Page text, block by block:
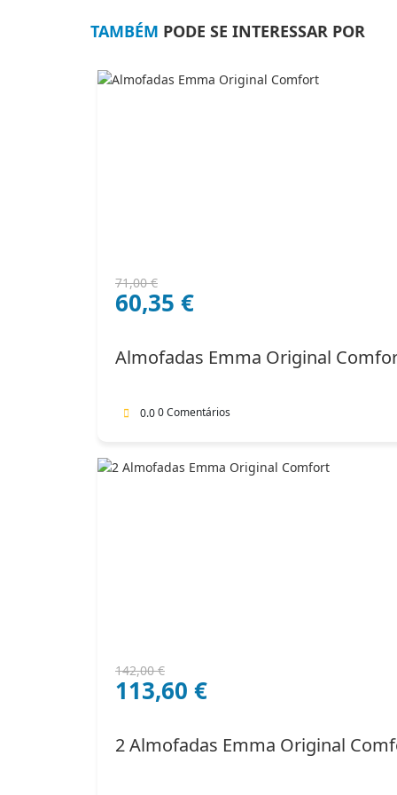
TAMBÉM PODE SE INTERESSAR POR
71,00€
O
preço
71,00 €.
60,35 €
O
preço
60,35 €.
Almofadas Emma Original
0.00 Comentários
142,00€
O
preço
142,00 €.
113,60 €
O
preço
113,60 €.
2 Almofadas Emma Original